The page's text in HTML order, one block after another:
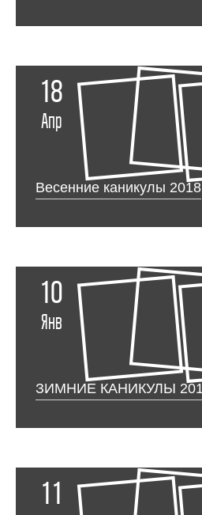
18
Апр
Весенние каникулы 2018
10
Янв
ЗИМНИЕ КАНИКУЛЫ
11